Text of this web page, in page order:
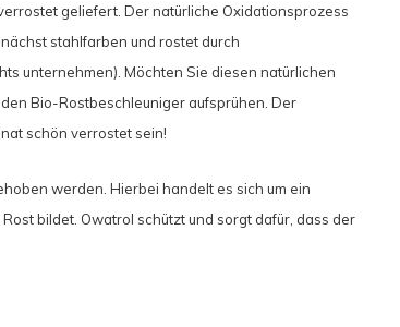
geliefert. Der natürliche Oxidationsprozess
stahlfarben und rostet durch
unternehmen). Möchten Sie diesen natürlichen
Bio-Rostbeschleuniger aufsprühen. Der
schön verrostet sein!
werden. Hierbei handelt es sich um ein
bildet. Owatrol schützt und sorgt dafür, dass der